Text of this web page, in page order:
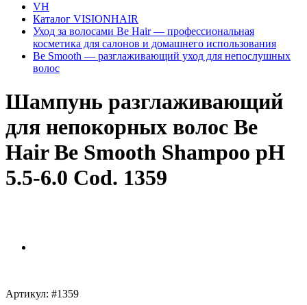
VH
Каталог VISIONHAIR
Уход за волосами Be Hair — профессиональная
косметика для салонов и домашнего использования
Be Smooth — разглаживающий уход для непослушных
волос
Шампунь разглаживающий
для непокорных волос Be
Hair Be Smooth Shampoo pH
5.5-6.0 Cod. 1359
Артикул: #1359